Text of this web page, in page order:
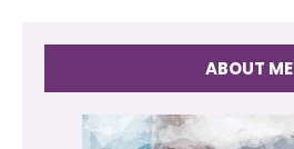
ABOUT ME